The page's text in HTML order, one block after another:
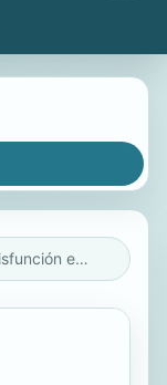
Cómo solucionar la disfunción eréctil